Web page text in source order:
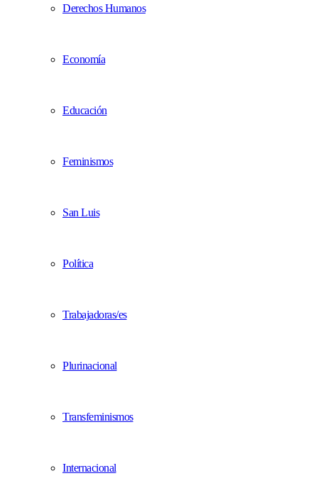
Derechos Humanos
Economía
Educación
Feminismos
San Luis
Política
Trabajadoras/es
Plurinacional
Transfeminismos
Internacional